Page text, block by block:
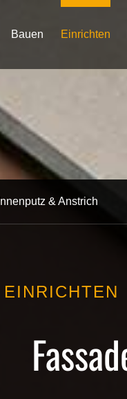
Bauen Einrichten
Innenputz & Anstrich
EINRICHTEN